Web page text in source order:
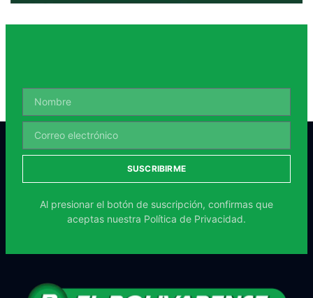
SUSCRIBIRME
Al presionar el botón de suscripción, confirmas que
aceptas nuestra Política de Privacidad.